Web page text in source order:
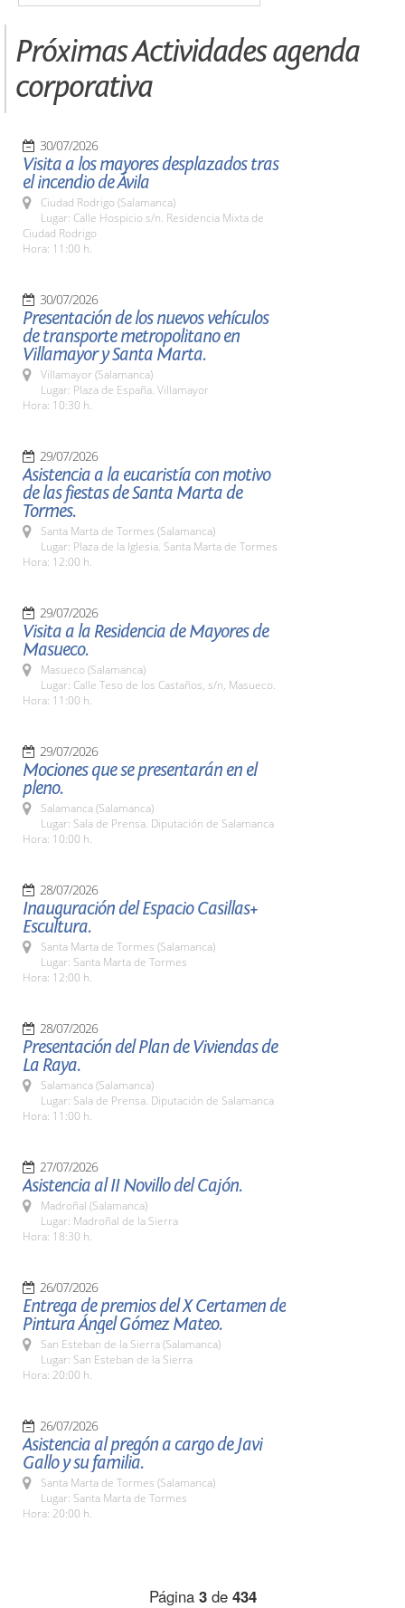
Próximas Actividades agenda
corporativa
30/07/2026
Visita a los mayores desplazados tras
el incendio de Ávila
Ciudad Rodrigo (Salamanca)
Lugar: Calle Hospicio s/n. Residencia Mixta de
Ciudad Rodrigo
Hora: 11:00 h.
30/07/2026
Presentación de los nuevos vehículos
de transporte metropolitano en
Villamayor y Santa Marta.
Villamayor (Salamanca)
Lugar: Plaza de España. Villamayor
Hora: 10:30 h.
29/07/2026
Asistencia a la eucaristía con motivo
de las fiestas de Santa Marta de
Tormes.
Santa Marta de Tormes (Salamanca)
Lugar: Plaza de la Iglesia. Santa Marta de Tormes
Hora: 12:00 h.
29/07/2026
Visita a la Residencia de Mayores de
Masueco.
Masueco (Salamanca)
Lugar: Calle Teso de los Castaños, s/n, Masueco.
Hora: 11:00 h.
29/07/2026
Mociones que se presentarán en el
pleno.
Salamanca (Salamanca)
Lugar: Sala de Prensa. Diputación de Salamanca
Hora: 10:00 h.
28/07/2026
Inauguración del Espacio Casillas+
Escultura.
Santa Marta de Tormes (Salamanca)
Lugar: Santa Marta de Tormes
Hora: 12:00 h.
28/07/2026
Presentación del Plan de Viviendas de
La Raya.
Salamanca (Salamanca)
Lugar: Sala de Prensa. Diputación de Salamanca
Hora: 11:00 h.
27/07/2026
Asistencia al II Novillo del Cajón.
Madroñal (Salamanca)
Lugar: Madroñal de la Sierra
Hora: 18:30 h.
26/07/2026
Entrega de premios del X Certamen de
Pintura Ángel Gómez Mateo.
San Esteban de la Sierra (Salamanca)
Lugar: San Esteban de la Sierra
Hora: 20:00 h.
26/07/2026
Asistencia al pregón a cargo de Javi
Gallo y su familia.
Santa Marta de Tormes (Salamanca)
Lugar: Santa Marta de Tormes
Hora: 20:00 h.
Página 3de 434